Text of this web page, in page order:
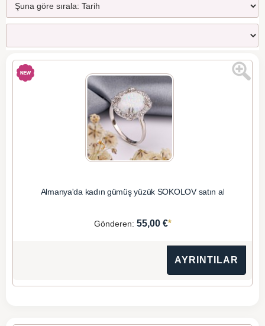
Almanya'da kadın gümüş yüzük SOKOLOV satın al
Gönderen: 55,00 €*
AYRINTILAR